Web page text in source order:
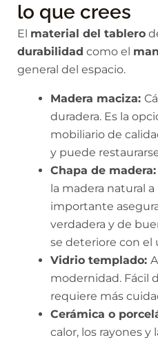
lo que crees
El material del tablero
durabilidad como el
general del espacio.
Madera maciza:
duradera. Es la
mobiliario de
y puede
Chapa de madera:
la madera natural
importante
verdadera y de
se deteriore con el
Vidrio templado:
modernidad. Fácil
requiere más
Cerámica o
calor, los rayones y